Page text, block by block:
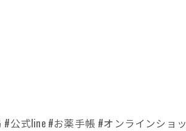
公式line #お薬手帳 #オンラインショ